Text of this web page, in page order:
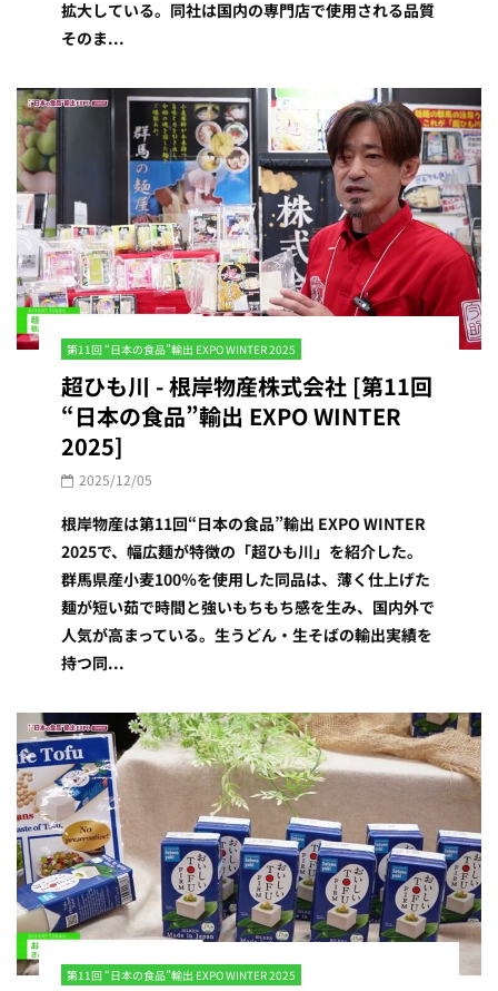
拡大している。同社は国内の専門店で使用される品質
そのま...
第11回 “日本の食品”輸出 EXPO WINTER 2025
超ひも川 - 根岸物産株式会社 [第11回
“日本の食品”輸出 EXPO WINTER
2025]
2025/12/05
根岸物産は第11回“日本の食品”輸出 EXPO WINTER
2025で、幅広麺が特徴の「超ひも川」を紹介した。
群馬県産小麦100％を使用した同品は、薄く仕上げた
麺が短い茹で時間と強いもちもち感を生み、国内外で
人気が高まっている。生うどん・生そばの輸出実績を
持つ同...
第11回 “日本の食品”輸出 EXPO WINTER 2025